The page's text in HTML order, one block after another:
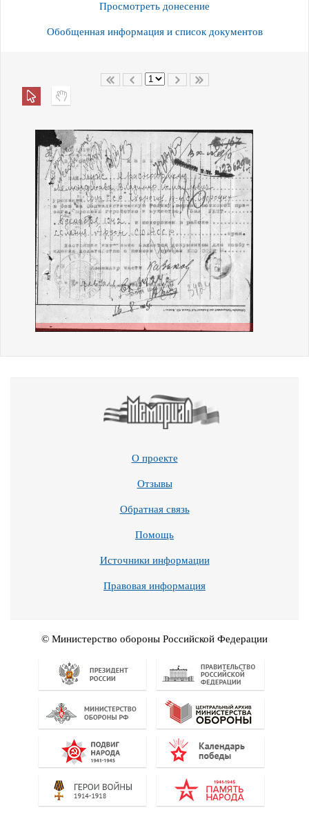
Просмотреть донесение
Обобщенная информация и список документов
О проекте
Отзывы
Обратная связь
Помощь
Источники информации
Правовая информация
© Министерство обороны Российской Федерации